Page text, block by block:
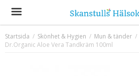
Produkten har blivit tillagd i
Startsida / Skönhet & Hygien / Mun & tänder /
Dr.Organic Aloe Vera Tandkräm 100ml